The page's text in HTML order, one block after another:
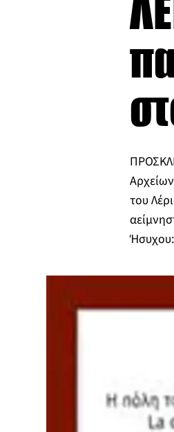
του